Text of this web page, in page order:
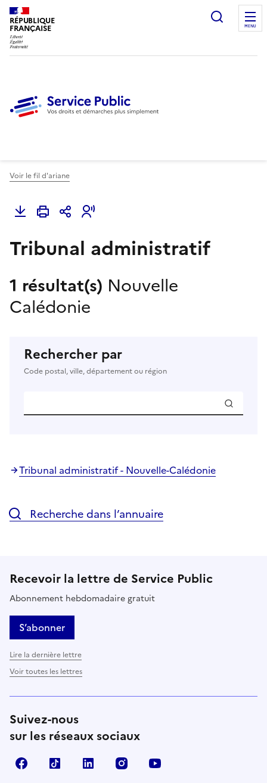
RÉPUBLIQUE
FRANÇAISE
Ouvrir
MENU
Voir le fil d'ariane
Tribunal administratif
1 résultat(s) Nouvelle
Calédonie
Rechercher par
Code postal, ville, département ou région
Tribunal administratif - Nouvelle-Calédonie
Recherche dans l’annuaire
Recevoir la lettre de Service Public
Abonnement hebdomadaire gratuit
S’abonner
Lire la dernière lettre
Voir toutes les lettres
Suivez-nous
sur les réseaux sociaux
FacebookTikTok LinkedIn Instagram